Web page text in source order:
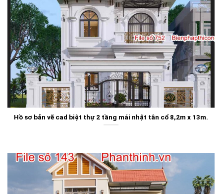
Hồ sơ bản vẽ cad biệt thự 2 tầng mái nhật tân cổ 8,2m x 13m.